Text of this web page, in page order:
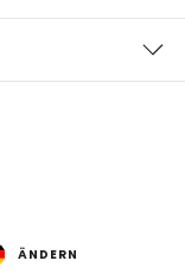
ÄNDERN